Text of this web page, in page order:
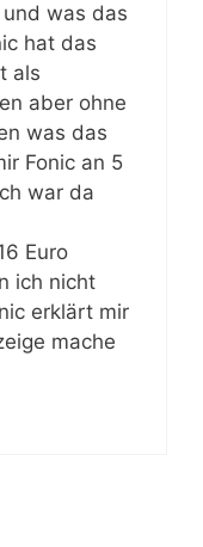
und was das
hat das
als
aber ohne
was das
Fonic an 5
war da
Euro
ich nicht
erklärt mir
mache